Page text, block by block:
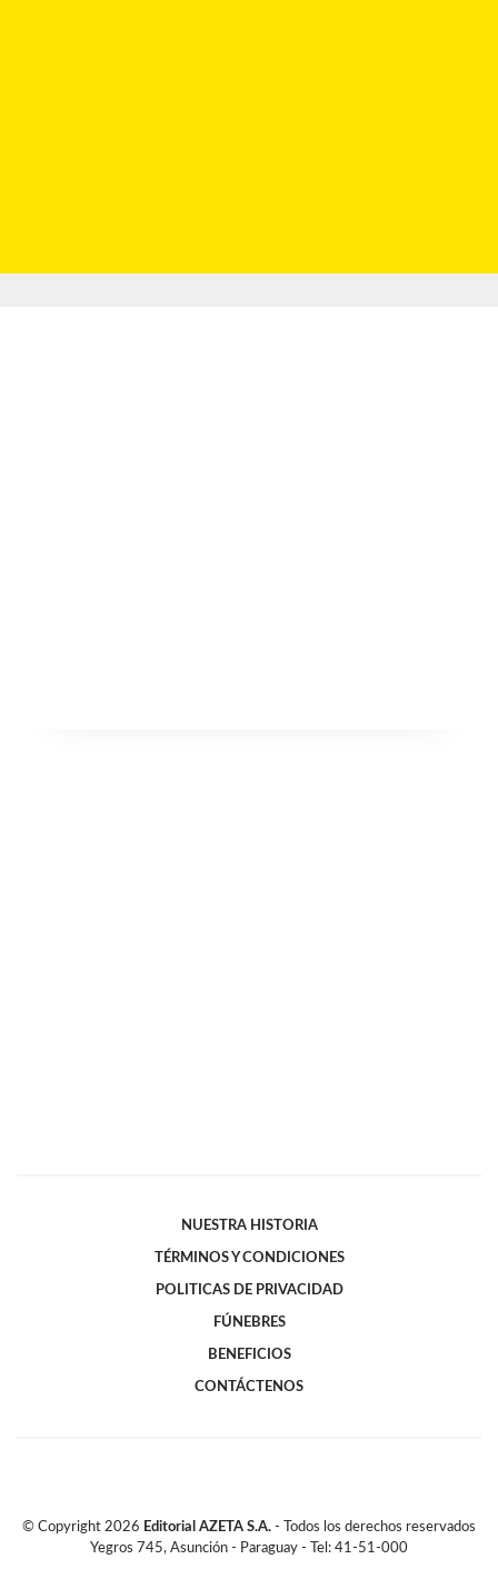
NUESTRA HISTORIA
TÉRMINOS Y CONDICIONES
POLITICAS DE PRIVACIDAD
FÚNEBRES
BENEFICIOS
CONTÁCTENOS
© Copyright 2026 Editorial AZETA S.A. - Todos los derechos reservados
Yegros 745, Asunción - Paraguay - Tel: 41-51-000